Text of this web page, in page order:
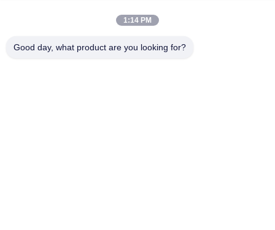
1:14 PM
Good day, what product are you looking for?